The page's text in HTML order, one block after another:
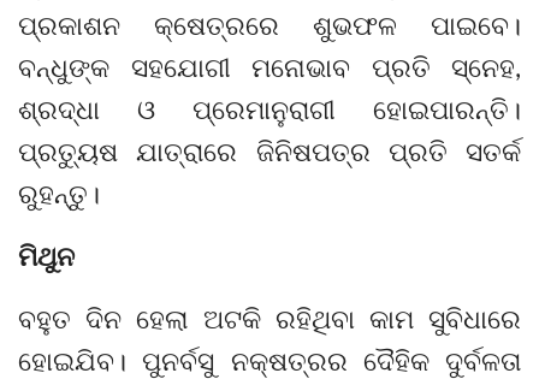
ପ୍ରକାଶନ କ୍ଷେତ୍ରରେ ଶୁଭଫଳ ପାଇବେ।
ବନ୍ଧୁଙ୍କ ସହଯୋଗୀ ମନୋଭାବ ପ୍ରତି ସ୍ନେହ,
ଶ୍ରଦ୍ଧା ଓ ପ୍ରେମାନୁରାଗୀ ହୋଇପାରନ୍ତି।
ପ୍ରତ୍ୟୁଷ ଯାତ୍ରାରେ ଜିନିଷପତ୍ର ପ୍ରତି ସତର୍କ
ରୁହନ୍ତୁ।
ମିଥୁନ
ବହୁତ ଦିନ ହେଲା ଅଟକି ରହିଥିବା କାମ ସୁବିଧାରେ
ହୋଇଯିବ। ପୁନର୍ବସୁ ନକ୍ଷତ୍ରର ଦୈହିକ ଦୁର୍ବଳତା